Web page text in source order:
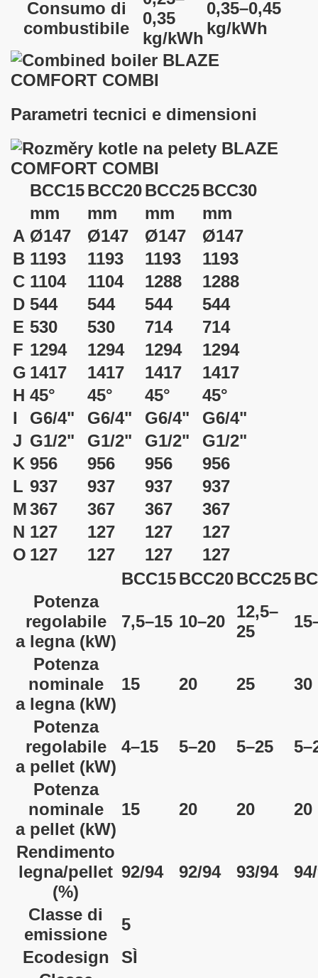
Consumo di
combustibile
0,35
kg/kWh
0,35–0,45
kg/kWh
Parametri tecnici e dimensioni
BCC15BCC20BCC25BCC30
mm
mm mm
mm
A Ø147 Ø147 Ø147
Ø147
B 1193 1193 1193
1193
C 1104 1104 1288
1288
D 544 544 544
544
E 530 530 714
714
F 1294 1294 1294
1294
G 1417 1417 1417
1417
H 45° 45° 45°
45°
I
G6/4" G6/4" G6/4"
G6/4"
J G1/2" G1/2" G1/2"
G1/2"
K 956 956 956
956
L 937 937 937
937
M367 367 367
367
N 127 127 127
127
O 127 127 127
127
BCC15BCC20BCC25
Potenza
regolabile
a legna(kW)
7,5–15 10–20
12,5–
25
Potenza
nominale
a legna(kW)
15 20 25 30
Potenza
regolabile
a pellet(kW)
4–15 5–20 5–25
Potenza
nominale
a pellet(kW)
15 20 20 20
Rendimento
legna/pellet
(%)
92/94 92/94 93/94
Classe di
emissione
5
Ecodesign
SÌ